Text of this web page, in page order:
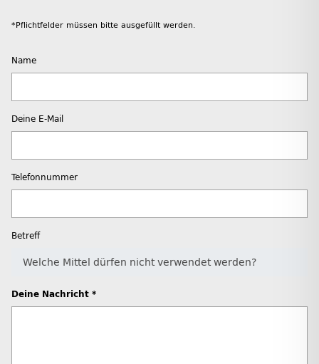
*Pflichtfelder müssen bitte ausgefüllt werden.
Name
Deine E-Mail
Telefonnummer
Betreff
Deine Nachricht *